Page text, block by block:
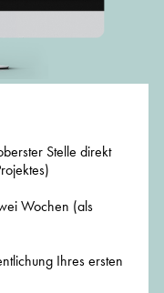
Stelle direkt
Wochen (als
Ihres ersten